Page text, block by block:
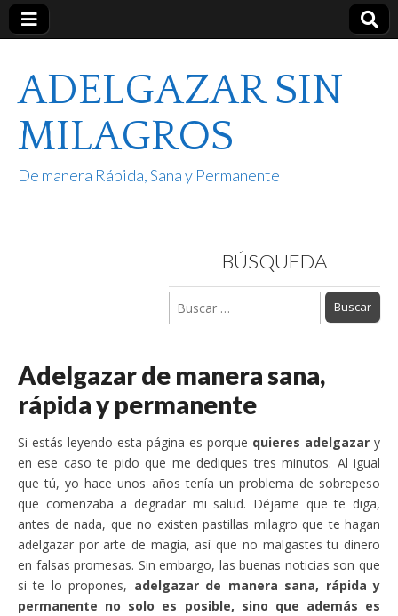
ADELGAZAR SIN
MILAGROS
De manera Rápida, Sana y Permanente
BÚSQUEDA
Buscar:
Adelgazar de manera sana,
rápida y permanente
Si estás leyendo esta página es porque quieres adelgazar y
en ese caso te pido que me dediques tres minutos. Al igual
que tú, yo hace unos años tenía un problema de sobrepeso
que comenzaba a degradar mi salud. Déjame que te diga,
antes de nada, que no existen pastillas milagro que te hagan
adelgazar por arte de magia, así que no malgastes tu dinero
en falsas promesas. Sin embargo, las buenas noticias son que
si te lo propones, adelgazar de manera sana, rápida y
permanente no solo es posible, sino que además es